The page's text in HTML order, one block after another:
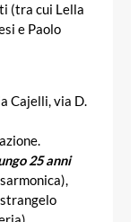
(tra cui Lella
e Paolo
Cajelli, via D.
25 anni